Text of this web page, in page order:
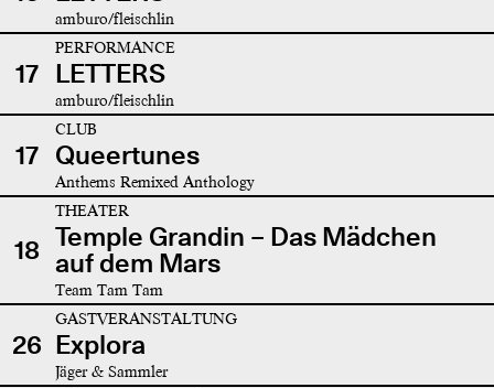
amburo/fleischlin
17
PERFORMANCE
LETTERS
amburo/fleischlin
17
CLUB
Queertunes
Anthems Remixed Anthology
18
THEATER
Temple Grandin – Das Mädchen
auf dem Mars
Team Tam Tam
26
GASTVERANSTALTUNG
Explora
Jäger & Sammler